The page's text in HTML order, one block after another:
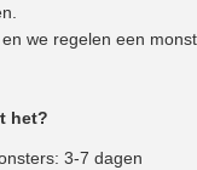
we regelen een
het?
3-7 dagen